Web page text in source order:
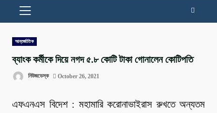
PRIMARY
আন্তর্জাতিক
ব্যাংক কর্মীকে দিয়ে নগদ ৫.৮ কোটি টাকা গোনালেন কোটিপতি
নিউজডেস্ক October 26, 2021
এফএনএস বিদেশ : মহামারি করোনাভাইরাস রুখতে অন্যতম